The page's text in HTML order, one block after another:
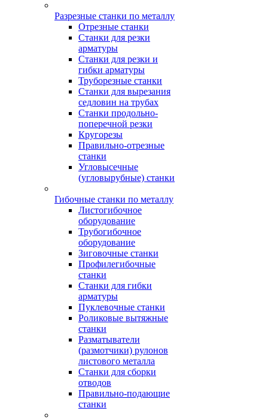
Разрезные станки по металлу
Отрезные станки
Станки для резки
арматуры
Станки для резки и
гибки арматуры
Труборезные станки
Станки для вырезания
седловин на трубаx
Станки продольно-
поперечной резки
Кругорезы
Правильно-отрезные
станки
Угловысечные
(угловырубные) станки
Гибочные станки по металлу
Листогибочное
оборудование
Трубогибочное
оборудование
Зиговочные станки
Профилегибочные
станки
Станки для гибки
арматуры
Пуклевочные станки
Роликовые вытяжные
станки
Разматыватели
(размотчики) рулонов
листового металла
Станки для сборки
отводов
Правильно-подающие
станки